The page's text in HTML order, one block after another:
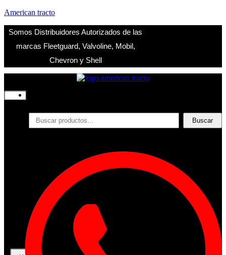
American tracto
Somos Distribuidores Autorizados de las
marcas Fleetguard, Valvoline, Mobil,
Chevron y Shell
Productos
Filtros
Contacto
Acceder
Iniciar Sesion
Registro
Restablecer la contraseña
Buscar